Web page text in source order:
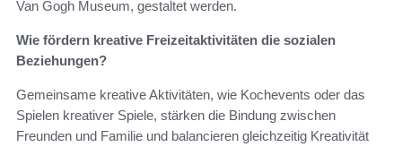
Van Gogh Museum, gestaltet werden.
Wie fördern kreative Freizeitaktivitäten die sozialen
Beziehungen?
Gemeinsame kreative Aktivitäten, wie Kochevents oder das
Spielen kreativer Spiele, stärken die Bindung zwischen
Freunden und Familie und balancieren gleichzeitig Kreativität